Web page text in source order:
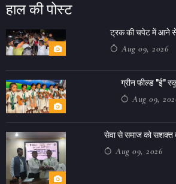
हाल की पोस्ट
ट्रक की चपेट में आने
Aug 09, 2026
ग्रीन फील्ड "ई"
Aug 09,
सेवा से समाज को सशक्त
Aug 09, 2026